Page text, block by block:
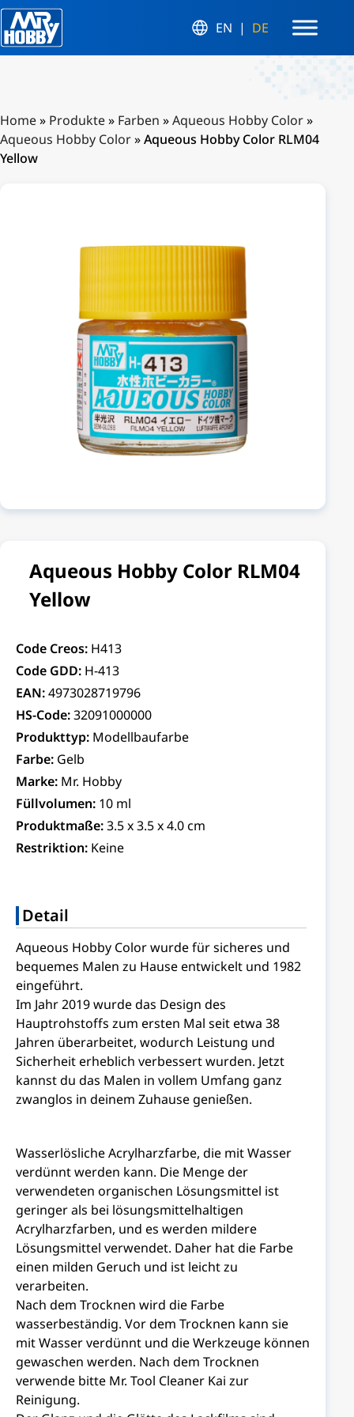
EN DE
Home» Produkte» Farben »Aqueous Hobby Color»
Aqueous Hobby Color»Aqueous Hobby Color RLM04
Yellow
Aqueous Hobby Color RLM04
Yellow
Code Creos: H413
Code GDD: H-413
EAN:4973028719796
HS-Code:32091000000
Produkttyp: Modellbaufarbe
Farbe: Gelb
Marke: Mr. Hobby
Füllvolumen: 10 ml
Produktmaße:3.5 x 3.5 x 4.0 cm
Restriktion: Keine
Detail
Aqueous Hobby Color wurde für sicheres und
bequemes Malen zu Hause entwickelt und 1982
eingeführt.
Im Jahr 2019 wurde das Design des
Hauptrohstoffs zum ersten Mal seit etwa 38
Jahren überarbeitet, wodurch Leistung und
Sicherheit erheblich verbessert wurden. Jetzt
kannst du das Malen in vollem Umfang ganz
zwanglos in deinem Zuhause genießen.
Wasserlösliche Acrylharzfarbe, die mit Wasser
verdünnt werden kann. Die Menge der
verwendeten organischen Lösungsmittel ist
geringer als bei lösungsmittelhaltigen
Acrylharzfarben, und es werden mildere
Lösungsmittel verwendet. Daher hat die Farbe
einen milden Geruch und ist leicht zu
verarbeiten.
Nach dem Trocknen wird die Farbe
wasserbeständig. Vor dem Trocknen kann sie
mit Wasser verdünnt und die Werkzeuge können
gewaschen werden. Nach dem Trocknen
verwende bitte Mr. Tool Cleaner Kai zur
Reinigung.